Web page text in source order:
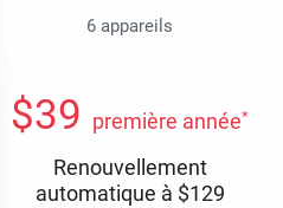
6 appareils
$39 première année*
Renouvellement
automatique à $129